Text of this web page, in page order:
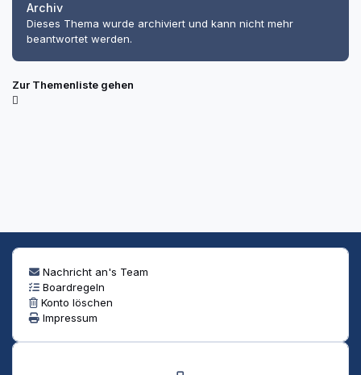
Archiv
Dieses Thema wurde archiviert und kann nicht mehr
beantwortet werden.
Zur Themenliste gehen
Nachricht an's Team
Boardregeln
Konto löschen
Impressum